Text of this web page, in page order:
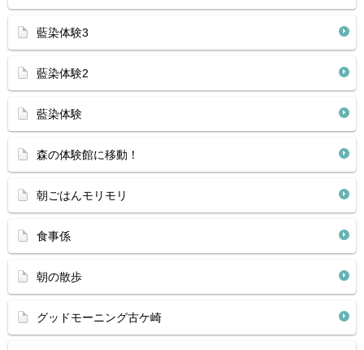
藍染体験3
藍染体験2
藍染体験
森の体験館に移動！
朝ごはんモリモリ
食事係
朝の散歩
グッドモーニング古ケ崎